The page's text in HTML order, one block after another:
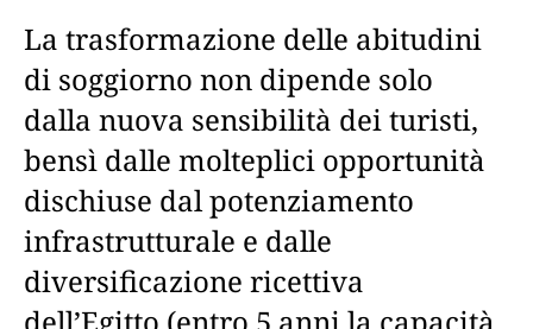
La trasformazione delle abitudini
di soggiorno non dipende solo
dalla nuova sensibilità dei turisti,
bensì dalle molteplici opportunità
dischiuse dal potenziamento
infrastrutturale e dalle
diversificazione ricettiva
dell’Egitto (entro 5 anni la capacità